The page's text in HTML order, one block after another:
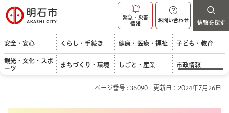
明石市
緊急・災害
情報
お問い合わせ 情報を探す
安全・安心 くらし・手続き 健康・医療・福祉 子ども・教育
観光・文化・スポ
ーツ
まちづくり・環境 しごと・産業 市政情報
ページ番号 : 36090 更新日：2024年7月26日